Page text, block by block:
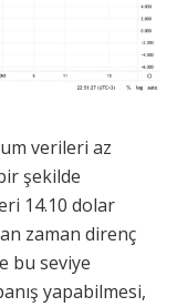
verileri az
şekilde
14.10 dolar
zaman direnç
bu seviye
yapabilmesi,